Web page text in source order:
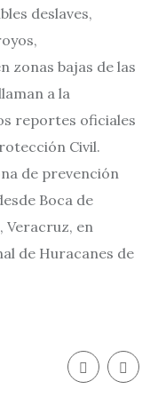
deslaves,
zonas bajas de las
a la
reportes oficiales
Civil.
de prevención
Boca de
Veracruz, en
de Huracanes de